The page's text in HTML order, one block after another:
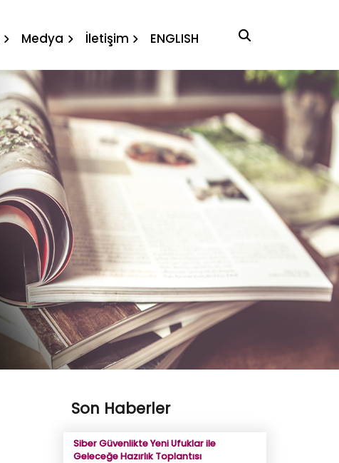
Medya İletişim ENGLISH
Son Haberler
Siber Güvenlikte Yeni Ufuklar ile
Geleceğe Hazırlık Toplantısı